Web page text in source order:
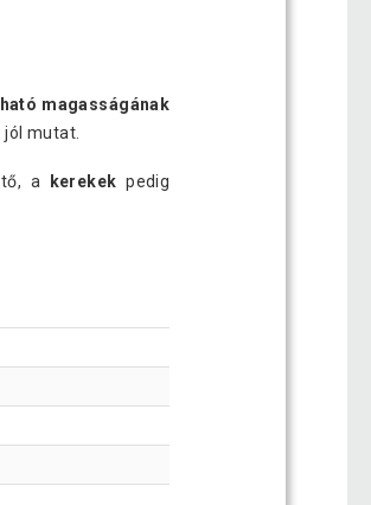
magasságának
mutat.
a kerekek pedig